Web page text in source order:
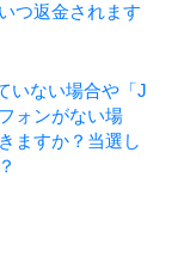
つ返金されます
いない場合や「J
ォンがない場
ますか？当選し